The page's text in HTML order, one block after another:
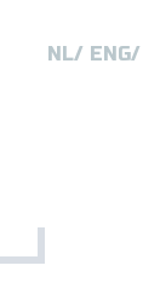
NL ENG